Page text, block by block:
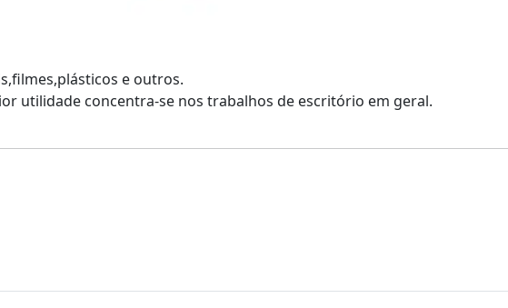
e outros.
utilidade concentra-se nos trabalhos de escritório em geral.